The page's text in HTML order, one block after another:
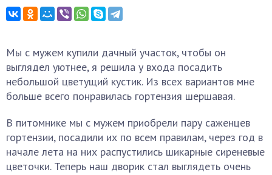
Мы с мужем купили дачный участок, чтобы он
выглядел уютнее, я решила у входа посадить
небольшой цветущий кустик. Из всех вариантов мне
больше всего понравилась гортензия шершавая.
В питомнике мы с мужем приобрели пару саженцев
гортензии, посадили их по всем правилам, через год в
начале лета на них распустились шикарные сиреневые
цветочки. Теперь наш дворик стал выглядеть очень